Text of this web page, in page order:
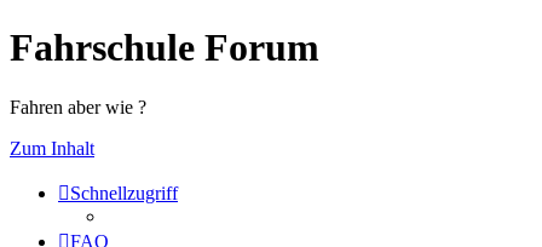
Fahrschule Forum
Fahren aber wie ?
Zum Inhalt
Schnellzugriff
FAQ